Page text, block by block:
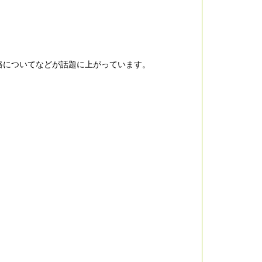
ついてなどが話題に上がっています。